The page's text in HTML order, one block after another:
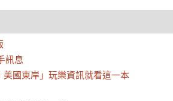
訊息
國東岸」玩樂資訊就看這一本